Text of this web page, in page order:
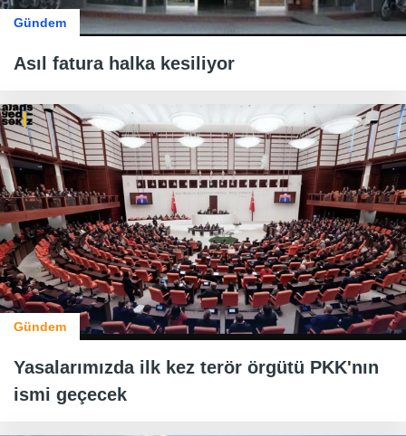
Gündem
Asıl fatura halka kesiliyor
Gündem
Yasalarımızda ilk kez terör örgütü PKK'nın
ismi geçecek